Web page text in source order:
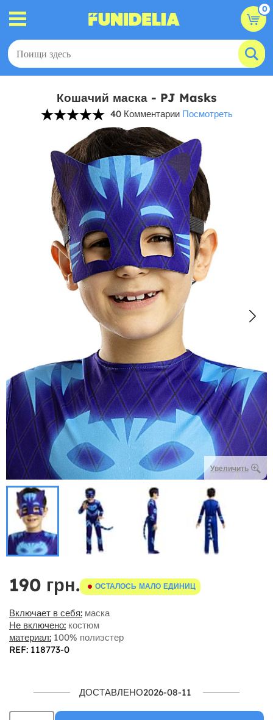
0
Кошачий маска - PJ Masks
40 Комментарии Посмотреть
Увеличить
190 грн. ОСТАЛОСЬ МАЛО ЕДИНИЦ
Включает в себя: маска
Не включено: костюм
материал: 100% полиэстер
REF: 118773-0
ДОСТАВЛЕНО2026-08-11